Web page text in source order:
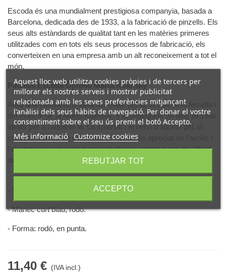
Escoda és una mundialment prestigiosa companyia, basada a
Barcelona, dedicada des de 1933, a la fabricació de pinzells. Els
seus alts estàndards de qualitat tant en les matèries primeres
utilitzades com en tots els seus processos de fabricació, els
converteixen en una empresa amb un alt reconeixement a tot el
món.
Pinzells Escoda Óptimo Marta Kolinsky
Amb una combinació ideal del millor pèl de la cua de la femella i
del mascle de la Marta Kolinsky, s'aconsegueix un dels pinzells
ideals per a l'aquarel·la. La suavitat i el nervi d'aquest pèl, el
converteixen en un dels millors. També és apreciat en l'acrílic i
l'oli amb poca viscositat per treballar en retrats o per als últims
- Mànec curt blau, rodó.
- Forma: rodó, en punta.
11,40 € (IVA incl.)
Aquest lloc web utilitza cookies pròpies i de tercers per
millorar els nostres serveis i mostrar publicitat
relacionada amb les seves preferències mitjançant
l'anàlisi dels seus hàbits de navegació. Per donar el vostre
consentiment sobre el seu ús premi el botó Accepto.
Més informació Customize cookies
REBUTJAR TOT
ACCEPTO